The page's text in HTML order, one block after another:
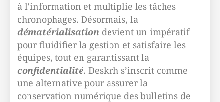
à l’information et multiplie les tâches
chronophages. Désormais, la
dématérialisation devient un impératif
pour fluidifier la gestion et satisfaire les
équipes, tout en garantissant la
confidentialité. Deskrh s’inscrit comme
une alternative pour assurer la
conservation numérique des bulletins de